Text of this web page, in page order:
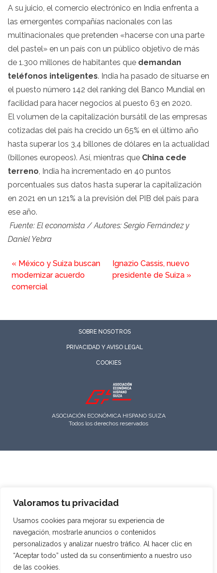
Valoramos tu privacidad
Usamos cookies para mejorar su experiencia de
navegación, mostrarle anuncios o contenidos
personalizados y analizar nuestro tráfico. Al hacer clic en
“Aceptar todo” usted da su consentimiento a nuestro uso
de las cookies.
A su juicio, el comercio electrónico en India enfrenta a
las emergentes compañías nacionales con las
multinacionales que pretenden «hacerse con una parte
del pastel» en un país con un público objetivo de más
de 1.300 millones de habitantes que demandan
teléfonos inteligentes. India ha pasado de situarse en
el puesto número 142 del ranking del Banco Mundial en
facilidad para hacer negocios al puesto 63 en 2020.
El volumen de la capitalización bursátil de las empresas
cotizadas del país ha crecido un 65% en el último año
hasta superar los 3,4 billones de dólares en la actualidad
(billones europeos). Así, mientras que China cede
terreno, India ha incrementado en 40 puntos
porcentuales sus datos hasta superar la capitalización
en 2021 en un 121% a la previsión del PIB del país para
ese año.
Fuente: El economista / Autores: Sergio Fernández y
Daniel Yebra
« México y Suiza buscan
modernizar acuerdo
comercial
Ignazio Cassis, nuevo
presidente de Suiza »
SOBRE NOSOTROS
PRIVACIDAD Y AVISO LEGAL
COOKIES
ASOCIACIÓN ECONÓMICA HISPANO SUIZA
Todos los derechos reservados